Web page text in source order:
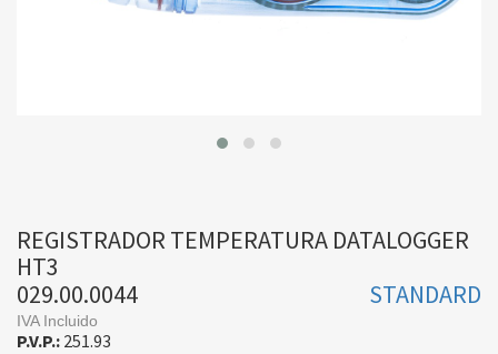
REGISTRADOR TEMPERATURA DATALOGGER
HT3
029.00.0044
STANDARD
IVA Incluido
P.V.P.: 251.93